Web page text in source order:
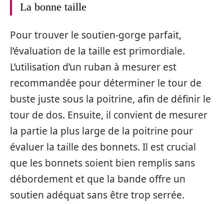
La bonne taille
Pour trouver le soutien-gorge parfait,
l’évaluation de la taille est primordiale.
L’utilisation d’un ruban à mesurer est
recommandée pour déterminer le tour de
buste juste sous la poitrine, afin de définir le
tour de dos. Ensuite, il convient de mesurer
la partie la plus large de la poitrine pour
évaluer la taille des bonnets. Il est crucial
que les bonnets soient bien remplis sans
débordement et que la bande offre un
soutien adéquat sans être trop serrée.